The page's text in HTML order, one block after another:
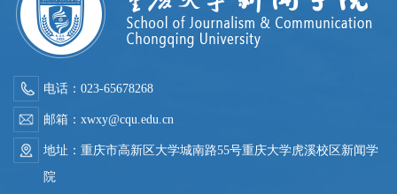
电话：023-65678268
邮箱：xwxy@cqu.edu.cn
地址：重庆市高新区大学城南路55号重庆大学虎溪校区新闻学
院